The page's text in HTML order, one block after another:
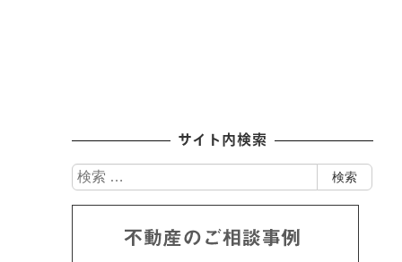
サイト内検索
検
索
検索